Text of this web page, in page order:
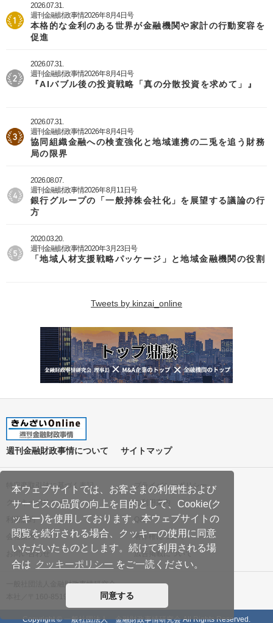
本ウェブサイトでは、お客さまの利便性および
サービスの品質の向上を目的として、Cookie(ク
ッキー)を使用しております。本ウェブサイトの
閲覧を続行される場合、クッキーの使用に同意
いただいたものとします。続けて利用される場
合は クッキーポリシー をご一読ください。
同意する
2026.07.31.
週刊金融財政事情2026年8月4日号
本格的な金利のある世界が金融機関や家計の行動変容を
促進
2026.07.31.
週刊金融財政事情2026年8月4日号
『AIバブル後の投資戦略「真の分散投資を求めて」』
2026.07.31.
週刊金融財政事情2026年8月4日号
協同組織金融への検査強化と地域連携の二兎を追う財務
局の限界
2026.08.07.
週刊金融財政事情2026年8月11日号
銀行グループの「一般持株会社化」を展望する議論の行
方
2020.03.20.
週刊金融財政事情2020年3月23日号
「地域人材支援戦略パッケージ」と地域金融機関の役割
Tweets by kinzai_online
週刊金融財政事情について サイトマップ
特定商取引法に基づく表記
プライバシーポリシー
クッキーポリシー
ご利用案内
利用規約
Q&A
会社案内
著作権について
お問い合わせ
広告掲載について
一般社団法人金融財政事情研究会
本社／〒160-8519 東京都新宿区南元町19
Copyright © 一般社団法人 金融財政事情研究会 All Rights Reserved.